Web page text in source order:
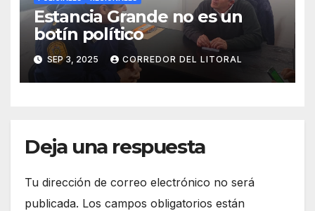
Estancia Grande no es un
botín político
SEP 3, 2025 CORREDOR DEL LITORAL
Deja una respuesta
Tu dirección de correo electrónico no será
publicada. Los campos obligatorios están